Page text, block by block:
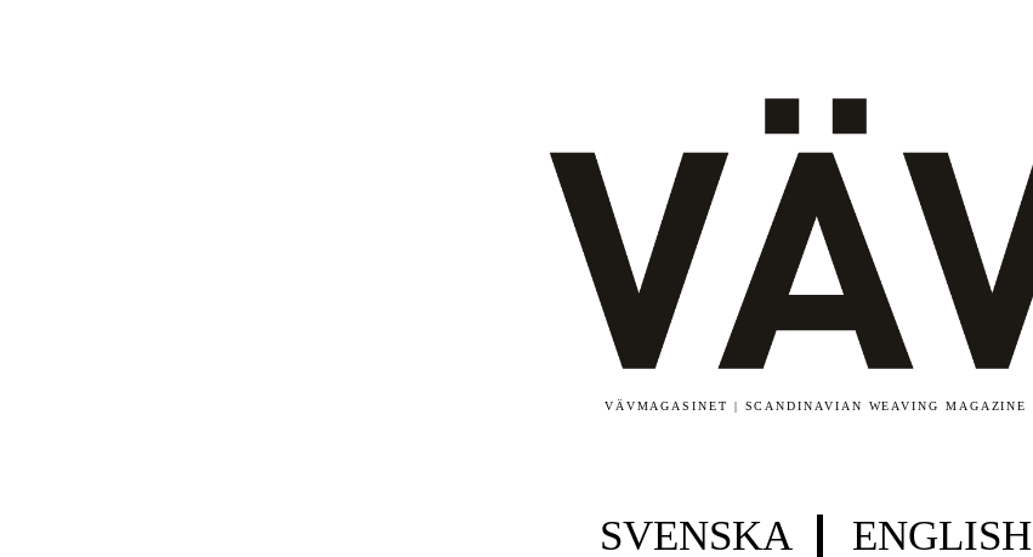
VÄVMAGASINET | SCANDINAVIAN WEAVING MAGAZINE
SVENSKA ENGLISH